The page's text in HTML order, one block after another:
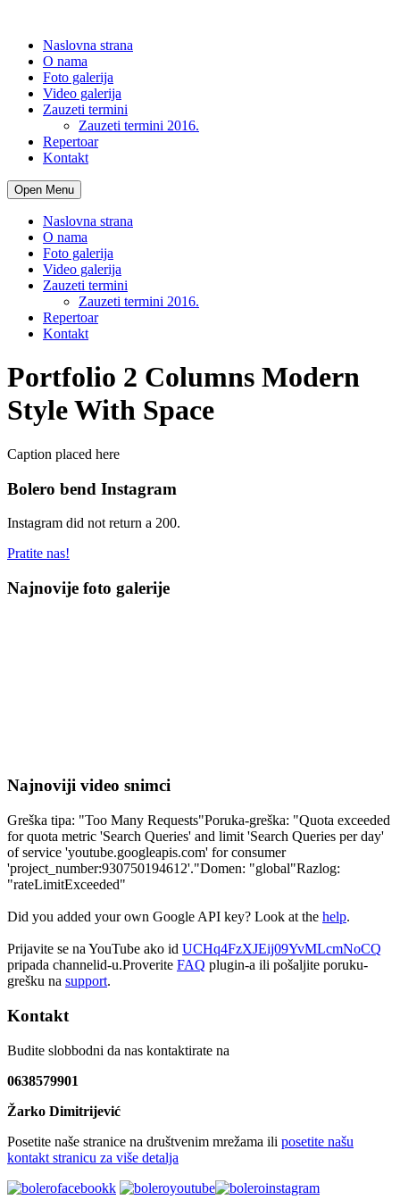
Naslovna strana
O nama
Foto galerija
Video galerija
Zauzeti termini
Zauzeti termini 2016.
Repertoar
Kontakt
Open Menu
Naslovna strana
O nama
Foto galerija
Video galerija
Zauzeti termini
Zauzeti termini 2016.
Repertoar
Kontakt
Portfolio 2 Columns Modern
Style With Space
Caption placed here
Bolero bend Instagram
Instagram did not return a 200.
Pratite nas!
Najnovije foto galerije
Najnoviji video snimci
Greška tipa: "Too Many Requests"Poruka-greška: "Quota exceeded
for quota metric 'Search Queries' and limit 'Search Queries per day'
of service 'youtube.googleapis.com' for consumer
'project_number:930750194612'."Domen: "global"Razlog:
"rateLimitExceeded"
Did you added your own Google API key? Look at the help.
Prijavite se na YouTube ako id UCHq4FzXJEij09YvMLcmNoCQ
pripada channelid-u.Proverite FAQ plugin-a ili pošaljite poruku-
grešku na support.
Kontakt
Budite slobbodni da nas kontaktirate na
0638579901
Žarko Dimitrijević
Posetite naše stranice na društvenim mrežama ili posetite našu
kontakt stranicu za više detalja